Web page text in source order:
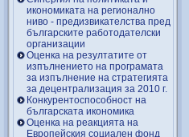
икономиката на регионално
ниво - предизвикателства пред
българските работодателски
организации
Оценка на резултатите от
изпълнението на програмата
за изпълнение на стратегията
за децентрализация за 2010 г.
Конкурентоспособност на
българската икономика
Оценка на реакцията на
Европейския социален фонд